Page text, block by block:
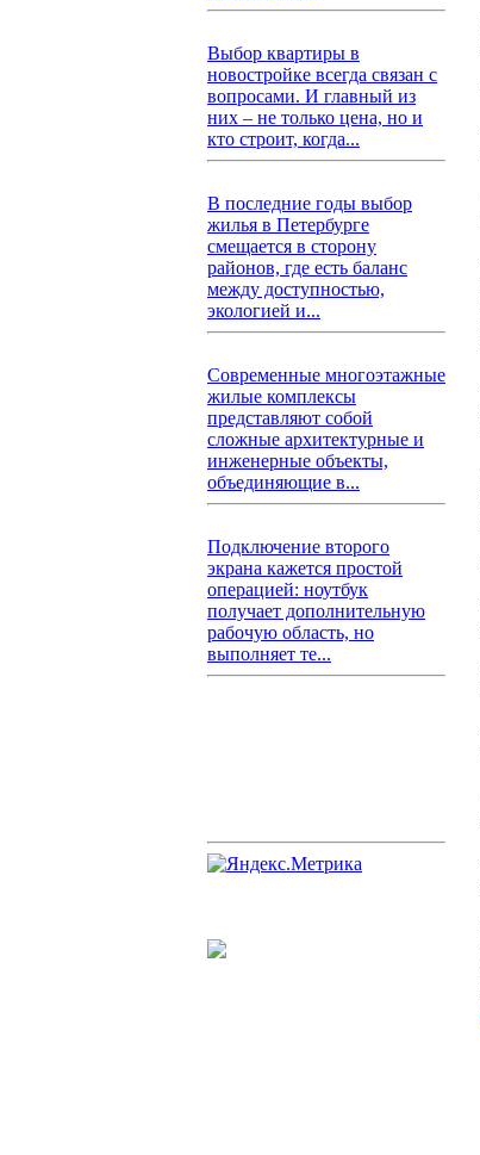
Выбор квартиры в
новостройке всегда связан с
вопросами. И главный из
них – не только цена, но и
кто строит, когда...
В последние годы выбор
жилья в Петербурге
смещается в сторону
районов, где есть баланс
между доступностью,
экологией и...
Современные многоэтажные
жилые комплексы
представляют собой
сложные архитектурные и
инженерные объекты,
объединяющие в...
Подключение второго
экрана кажется простой
операцией: ноутбук
получает дополнительную
рабочую область, но
выполняет те...